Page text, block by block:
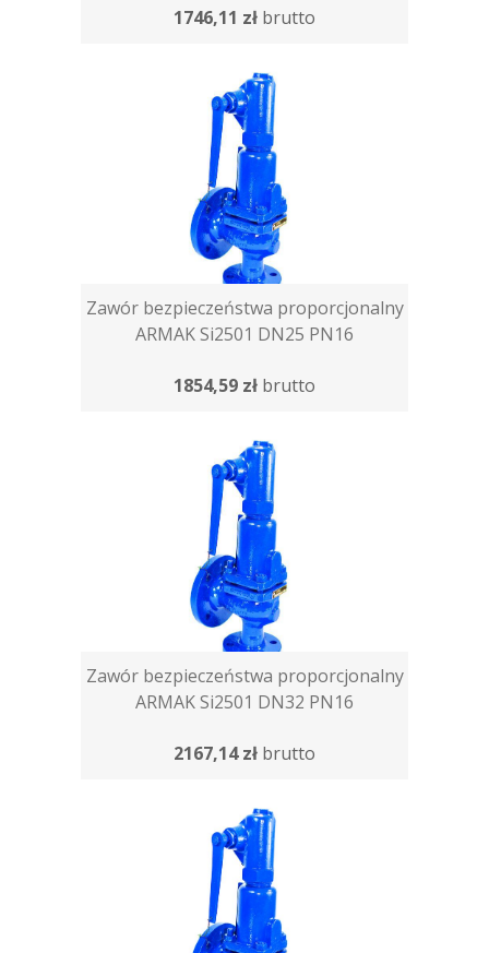
1746,11 zł brutto
Zawór bezpieczeństwa proporcjonalny
ARMAK Si2501 DN25 PN16
1854,59 zł brutto
Zawór bezpieczeństwa proporcjonalny
ARMAK Si2501 DN32 PN16
2167,14 zł brutto